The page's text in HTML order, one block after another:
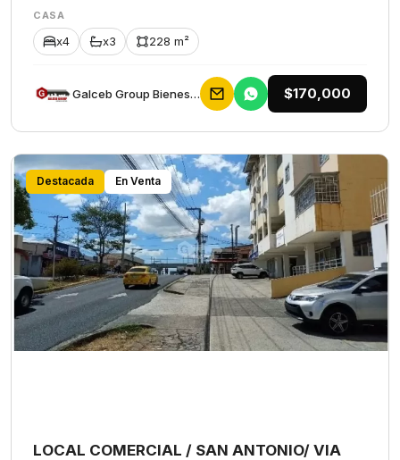
CASA
x4 x3 228 m²
Galceb Group Bienes Raices $170,000
Destacada En Venta
LOCAL COMERCIAL / SAN ANTONIO/ VIA